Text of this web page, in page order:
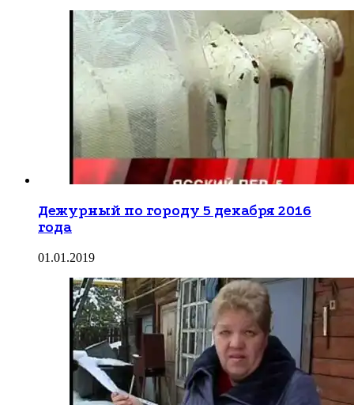
Дежурный по городу 5 декабря 2016
года
01.01.2019